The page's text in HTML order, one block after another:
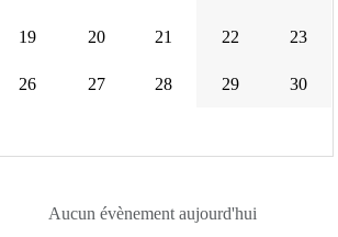
19 20 21 22 23
26 27 28 29 30
Aucun évènement aujourd'hui